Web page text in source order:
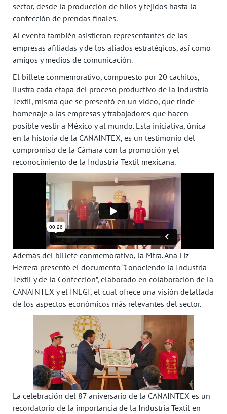
sector, desde la producción de hilos y tejidos hasta la
confección de prendas finales.
Al evento también asistieron representantes de las
empresas afiliadas y de los aliados estratégicos, así como
amigos y medios de comunicación.
El billete conmemorativo, compuesto por 20 cachitos,
ilustra cada etapa del proceso productivo de la Industria
Textil, misma que se presentó en un video, que rinde
homenaje a las empresas y trabajadores que hacen
posible vestir a México y al mundo. Esta iniciativa, única
en la historia de la CANAINTEX, es un testimonio del
compromiso de la Cámara con la promoción y el
reconocimiento de la Industria Textil mexicana.
Además del billete conmemorativo, la Mtra. Ana Liz
Herrera presentó el documento “Conociendo la Industria
Textil y de la Confección”, elaborado en colaboración de la
CANAINTEX y el INEGI, el cual ofrece una visión detallada
de los aspectos económicos más relevantes del sector.
La celebración del 87 aniversario de la CANAINTEX es un
recordatorio de la importancia de la Industria Textil en